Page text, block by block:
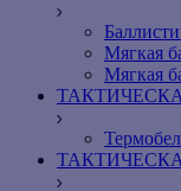
Мягкая
Мягкая